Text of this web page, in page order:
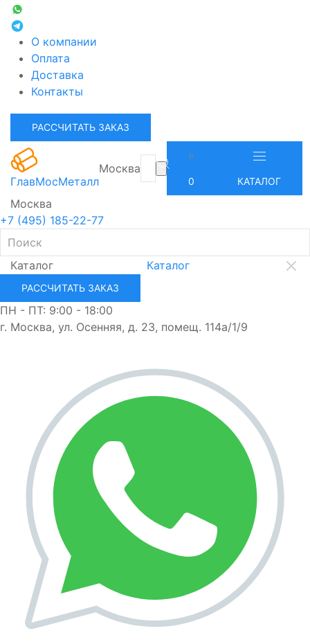
О компании
Оплата
Доставка
Контакты
РАССЧИТАТЬ ЗАКАЗ
ГлавМосМеталл
Москва
0 КАТАЛОГ
Москва
+7 (495) 185-22-77
Каталог Каталог
РАССЧИТАТЬ ЗАКАЗ
ПН - ПТ: 9:00 - 18:00
г. Москва, ул. Осенняя, д. 23, помещ. 114а/1/9